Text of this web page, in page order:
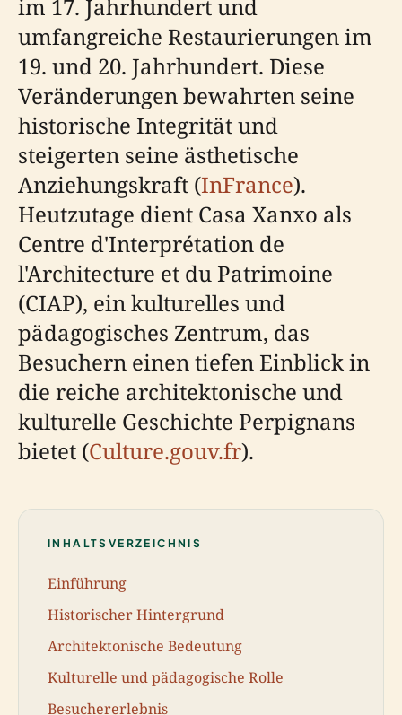
im 17. Jahrhundert und
umfangreiche Restaurierungen im
19. und 20. Jahrhundert. Diese
Veränderungen bewahrten seine
historische Integrität und
steigerten seine ästhetische
Anziehungskraft (InFrance).
Heutzutage dient Casa Xanxo als
Centre d'Interprétation de
l'Architecture et du Patrimoine
(CIAP), ein kulturelles und
pädagogisches Zentrum, das
Besuchern einen tiefen Einblick in
die reiche architektonische und
kulturelle Geschichte Perpignans
bietet (Culture.gouv.fr).
INHALTSVERZEICHNIS
Einführung
Historischer Hintergrund
Architektonische Bedeutung
Kulturelle und pädagogische Rolle
Besuchererlebnis